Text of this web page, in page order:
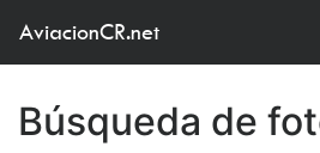
AviacionCR.net
Búsqueda de